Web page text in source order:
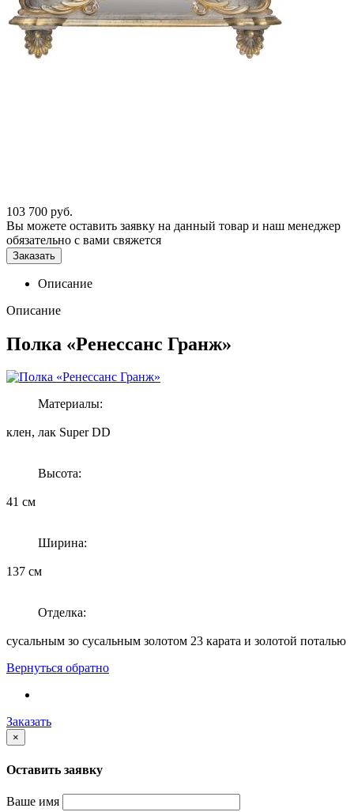
103 700 руб.
Вы можете оставить заявку на данный товар и наш менеджер
обязательно с вами свяжется
Заказать
Описание
Описание
Полка «Ренессанс Гранж»
Материалы:
клен, лак Super DD
Высота:
41 см
Ширина:
137 см
Отделка:
сусальным зо сусальным золотом 23 карата и золотой поталью
Вернуться обратно
Заказать
×
Оставить заявку
Ваше имя